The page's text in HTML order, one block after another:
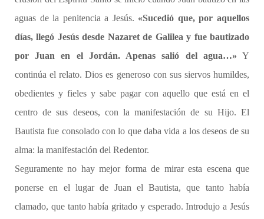
aguas de la penitencia a Jesús. «Sucedió que, por aquellos
días, llegó Jesús desde Nazaret de Galilea y fue bautizado
por Juan en el Jordán. Apenas salió del agua…» Y
continúa el relato. Dios es generoso con sus siervos humildes,
obedientes y fieles y sabe pagar con aquello que está en el
centro de sus deseos, con la manifestación de su Hijo. El
Bautista fue consolado con lo que daba vida a los deseos de su
alma: la manifestación del Redentor.
Seguramente no hay mejor forma de mirar esta escena que
ponerse en el lugar de Juan el Bautista, que tanto había
clamado, que tanto había gritado y esperado. Introdujo a Jesús